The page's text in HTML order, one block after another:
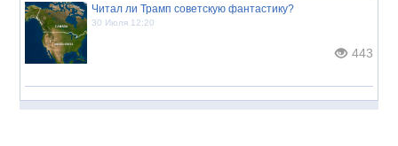
Читал ли Трамп советскую фантастику?
30 Июля 12:20
443